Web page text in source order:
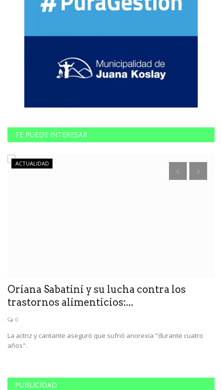
TE PUEDE INTERESAR
ACTUALIDAD
Oriana Sabatini y su lucha contra los
trastornos alimenticios:...
0
La actriz y cantante aseguró que sufrió anorexia "durante cuatro
años".
PUBLICIDAD